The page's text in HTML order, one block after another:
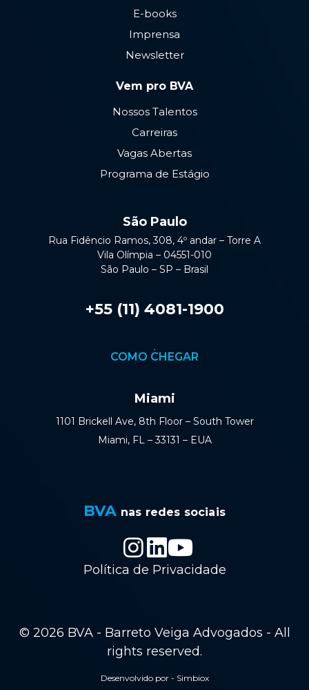
E-books
Imprensa
Newsletter
Vem pro BVA
Nossos Talentos
Carreiras
Vagas Abertas
Programa de Estágio
São Paulo
Rua Fidêncio Ramos, 308, 4º andar – Torre A
Vila Olímpia – 04551-010
São Paulo – SP – Brasil
+55 (11) 4081-1900
COMO CHEGAR
Miami
1101 Brickell Ave, 8th Floor – South Tower
Miami, FL – 33131 – EUA
BVA nas redes sociais
Política de Privacidade
© 2026 BVA - Barreto Veiga Advogados - All
rights reserved.
Desenvolvido por - Simbiox